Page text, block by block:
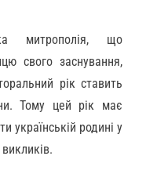
митрополія, що
свого заснування,
рік ставить
Тому цей рік має
українській родині у